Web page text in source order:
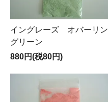
イングレーズ オバーリン
グリーン
880円(税80円)